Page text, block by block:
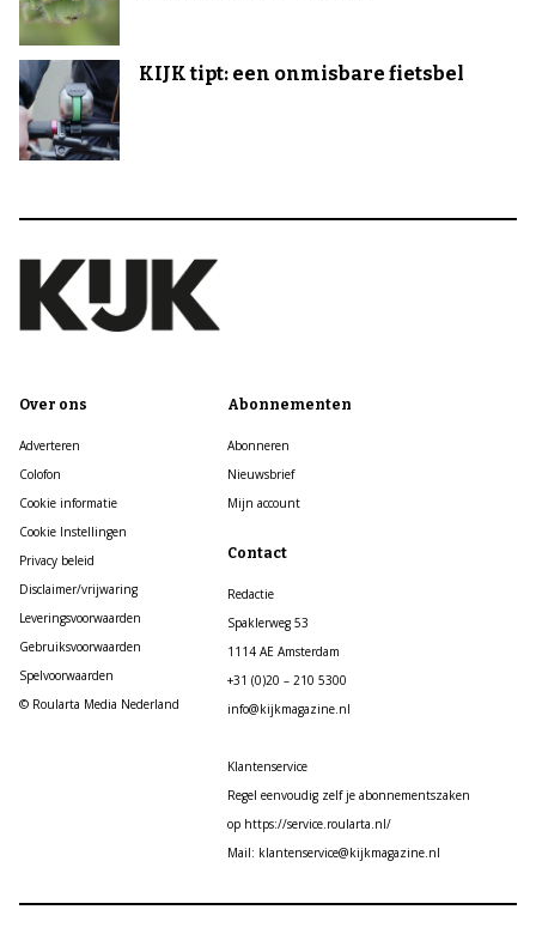
KIJK tipt: een onmisbare fietsbel
Over ons
Adverteren
Colofon
Cookie informatie
Cookie Instellingen
Privacy beleid
Disclaimer/vrijwaring
Leveringsvoorwaarden
Gebruiksvoorwaarden
Spelvoorwaarden
© Roularta Media Nederland
Abonnementen
Abonneren
Nieuwsbrief
Mijn account
Contact
Redactie
Spaklerweg 53
1114 AE Amsterdam
+31 (0)20 – 210 5300
info@kijkmagazine.nl
Klantenservice
Regel eenvoudig zelf je abonnementszaken
op https://service.roularta.nl/
Mail: klantenservice@kijkmagazine.nl